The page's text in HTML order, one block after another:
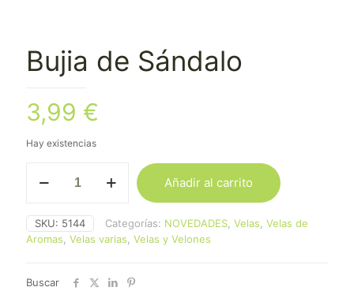
Bujia de Sándalo
3,99 €
Hay existencias
cantidad
Añadir al carrito
SKU: 5144 Categorías: NOVEDADES Velas Velas de
Aromas Velas varias Velas y Velones
Buscar